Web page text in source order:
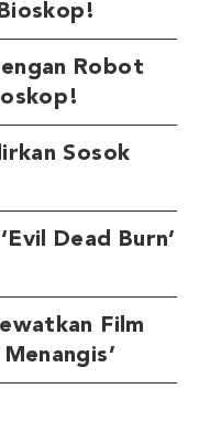
Robot
Sosok
Dead Burn’
Film